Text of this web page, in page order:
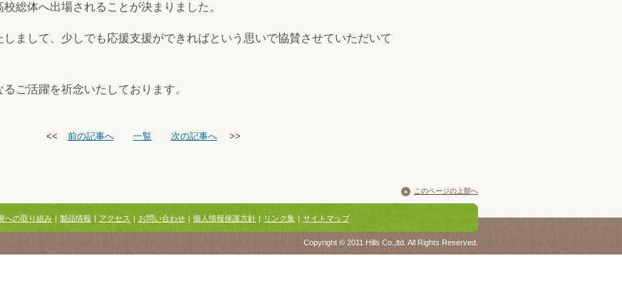
総体へ出場されることが決まりました。
まして、少しでも応援支援ができればという思いで協賛させていただいて
ご活躍を祈念いたしております。
<< 前の記事へ 一覧 次の記事へ >>
このページの上部へ
への取り組み | 製品情報 | アクセス | お問い合わせ | 個人情報保護方針 | リンク集 | サイトマップ
Copyright © 2011 Hills Co.,ltd. All Rights Reserved.